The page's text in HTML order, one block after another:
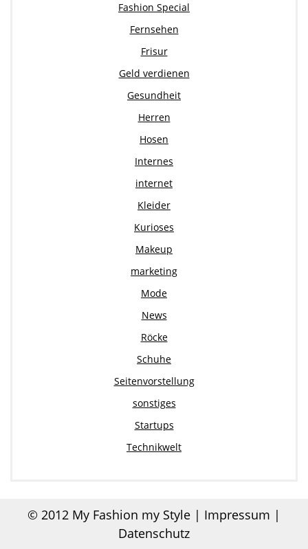
Fashion Special
Fernsehen
Frisur
Geld verdienen
Gesundheit
Herren
Hosen
Internes
internet
Kleider
Kurioses
Makeup
marketing
Mode
News
Röcke
Schuhe
Seitenvorstellung
sonstiges
Startups
Technikwelt
© 2012 My Fashion my Style | Impressum |
Datenschutz